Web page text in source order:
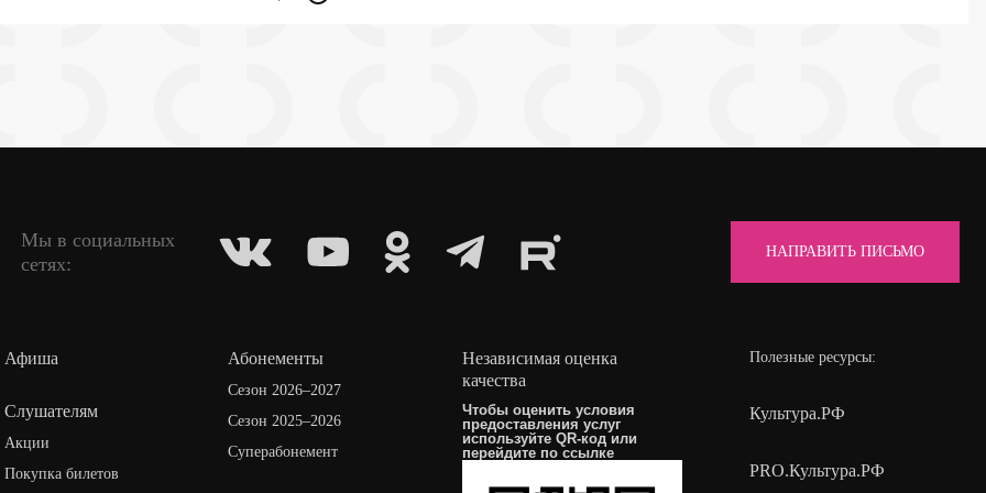
Мы в социальных
сетях:
НАПРАВИТЬ ПИСЬМО
Афиша
Слушателям
Акции
Покупка билетов
Абонементы
Сезон 2026–2027
Сезон 2025–2026
Суперабонемент
Независимая оценка
качества
Чтобы оценить условия
предоставления услуг
используйте QR-код или
перейдите поссылке
Полезные ресурсы:
Культура.РФ
PRO.Культура.РФ